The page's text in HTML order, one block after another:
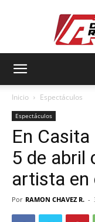
Inicio Espectáculos
Espectáculos
En
5 de abril
artista en
Por RAMON CHAVEZ R. -